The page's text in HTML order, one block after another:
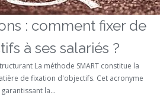
: comment fixer de
à ses salariés ?
La méthode SMART constitue la
de fixation d'objectifs. Cet acronyme
la...